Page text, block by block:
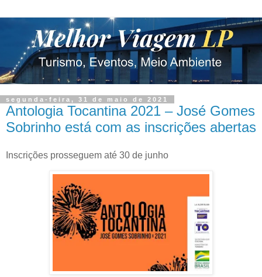
segunda-feira, 31 de maio de 2021
Antologia Tocantina 2021 – José Gomes
Sobrinho está com as inscrições abertas
Inscrições prosseguem até 30 de junho